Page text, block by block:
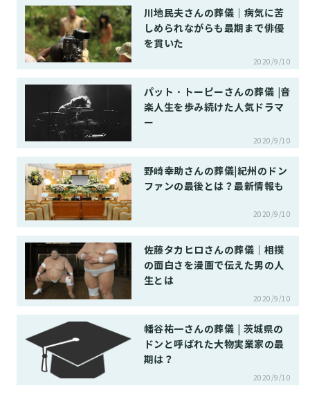
川地民夫さんの葬儀｜病気に苦
しめられながらも最期まで俳優
を貫いた
2020/9/10
パット・トーピーさんの葬儀 |音
楽人生を歩み続けた人気ドラマ
ー
2020/9/10
野崎幸助さんの葬儀|紀州のドン
ファンの最後とは？最新情報も
2020/9/10
佐藤タカヒロさんの葬儀｜相撲
の面白さを漫画で伝えた男の人
生とは
2020/9/10
幡谷祐一さんの葬儀 | 茨城県の
ドンと呼ばれた大物実業家の最
期は？
2020/9/10